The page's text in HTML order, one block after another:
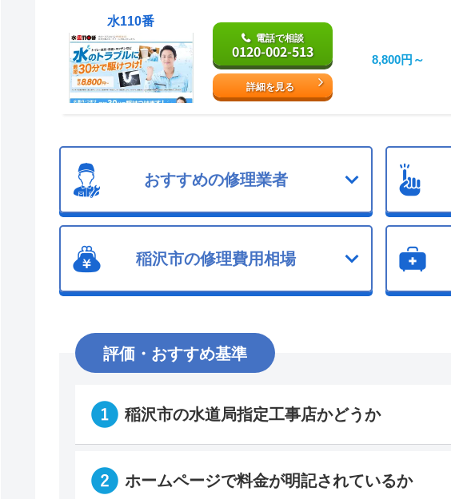
水110番
電話で相談
0120-002-513
詳細を見る
8,800円～
おすすめの修理業者
稲沢市の修理費用相場
評価・おすすめ基準
稲沢市の水道局指定工事店かどうか
ホームページで料金が明記されているか